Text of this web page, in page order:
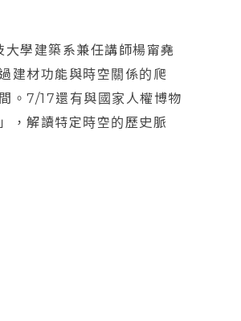
學建築系兼任講師楊甯堯
建材功能與時空關係的爬
。7/17還有與國家人權博物
，解讀特定時空的歷史脈